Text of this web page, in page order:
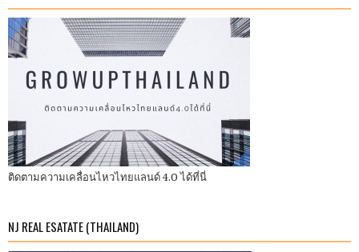
ติดตามความเคลื่อนไหวไทยแลนด์ 4.0 ได้ที่นี่
NJ REAL ESATATE (THAILAND)